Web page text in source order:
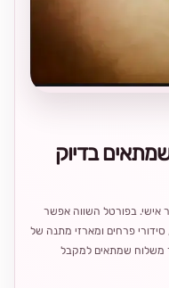
בדיוק
אישי. בפורטל השווה אפשר
סידורי פרחים ומארזי מתנה של
משלוח שמתאים למקבל